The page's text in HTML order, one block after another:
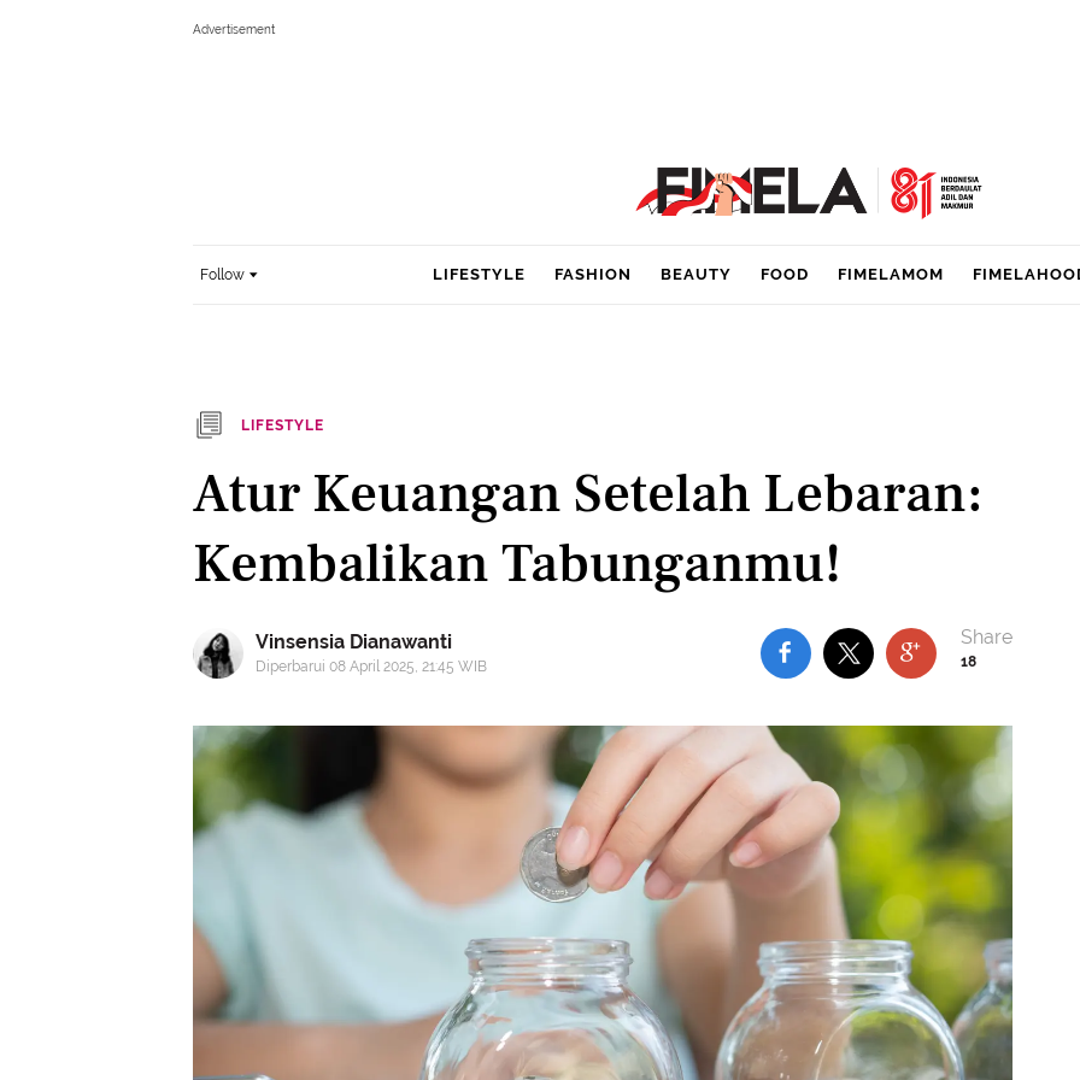
Follow LIFESTYLE FASHION BEAUTY FOOD FIMELAMOM
LIFESTYLE
Atur Keuangan Setelah Lebaran:
Kembalikan Tabunganmu!
Vinsensia Dianawanti
Diperbarui 08 April 2025, 21:45 WIB 18